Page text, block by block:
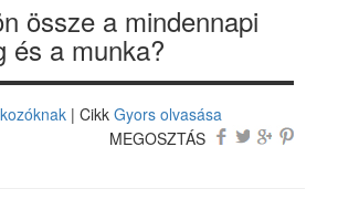
össze a mindennapi
és a munka?
| Cikk Gyors olvasása
MEGOSZTÁS